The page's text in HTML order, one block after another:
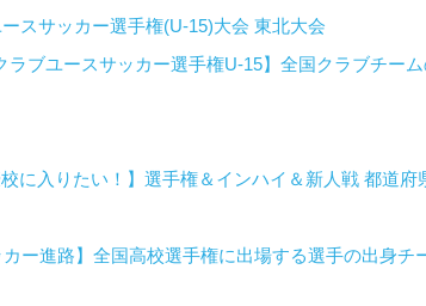
スサッカー選手権(U-15)大会 東北大会
ラブユースサッカー選手権U-15】全国クラブチー
校に入りたい！】選手権＆インハイ＆新人戦 都道
カー進路】全国高校選手権に出場する選手の出身チ